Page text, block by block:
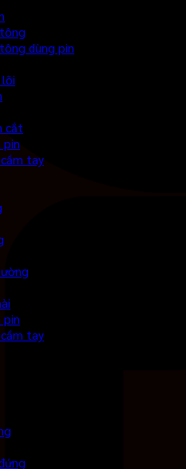
dùng pin
cắt
pin
tay
pin
tay